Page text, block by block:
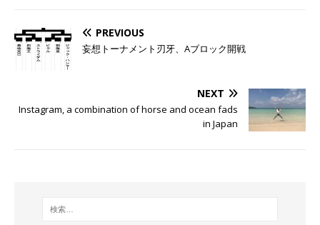
PREVIOUS
妄想トーナメント刃牙、Aブロック開戦
NEXT
Instagram, a combination of horse and ocean fads
in Japan